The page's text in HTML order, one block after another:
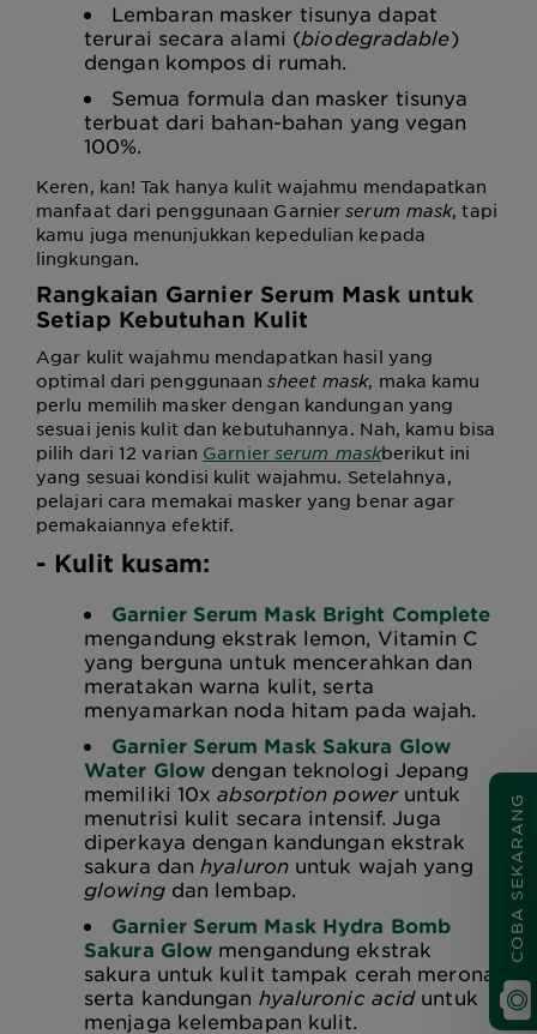
Lembaran masker tisunya dapat
terurai secara alami (biodegradable)
dengan kompos di rumah.
Semua formula dan masker tisunya
terbuat dari bahan-bahan yang vegan
100%.
Keren, kan! Tak hanya kulit wajahmu mendapatkan
manfaat dari penggunaan Garnierserum mask, tapi
kamu juga menunjukkan kepedulian kepada
lingkungan.
Rangkaian Garnier Serum Mask untuk
Setiap Kebutuhan Kulit
Agar kulit wajahmu mendapatkan hasil yang
optimal dari penggunaansheet mask, maka kamu
perlu memilih masker dengan kandungan yang
sesuai jenis kulit dan kebutuhannya. Nah, kamu bisa
pilih dari 12 varian Garnier serum maskberikut ini
yang sesuai kondisi kulit wajahmu. Setelahnya,
pelajari cara memakai maskeryang benar agar
pemakaiannya efektif.
- Kulit kusam:
Garnier Serum Mask Bright Complete
mengandung ekstrak lemon, Vitamin C
yang berguna untuk mencerahkan dan
meratakan warna kulit, serta
menyamarkan noda hitam pada wajah.
Garnier Serum Mask Sakura Glow
Water Glow dengan teknologi Jepang
memiliki 10xabsorption poweruntuk
menutrisi kulit secara intensif. Juga
diperkaya dengan kandungan ekstrak
sakura danhyaluronuntuk wajah yang
glowingdan lembap.
Garnier Serum Mask Hydra Bomb
Sakura Glow mengandung ekstrak
sakura untuk kulit tampak cerah merona,
serta kandungan hyaluronic aciduntuk
menjaga kelembapan kulit.
COBA SEKARANG